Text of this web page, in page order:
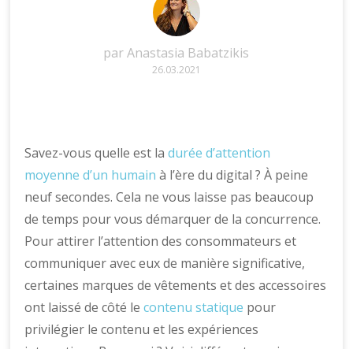
parAnastasia Babatzikis
26.03.2021
Savez-vous quelle est ladurée d’attention
moyenne d’un humain à l’ère du digital ? À peine
neuf secondes. Cela ne vous laisse pas beaucoup
de temps pour vous démarquer de la concurrence.
Pour attirer l’attention des consommateurs et
communiquer avec eux de manière significative,
certaines marques de vêtements et des accessoires
ont laissé de côté lecontenu statique pour
privilégier le contenu et les expériences